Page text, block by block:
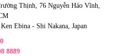
Thịnh, 76 Nguyễn Háo Vĩnh,
Ebina - Shi Nakana, Japan
8889